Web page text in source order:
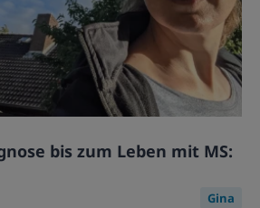
bis zum Leben mit MS:
Gina